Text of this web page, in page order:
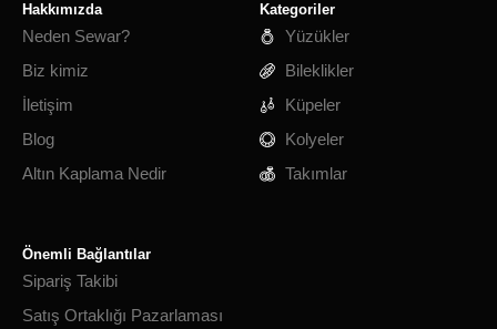
Hakkımızda
Neden Sewar?
Biz kimiz
İletişim
Blog
Altın Kaplama Nedir
Kategoriler
Yüzükler
Bileklikler
Küpeler
Kolyeler
Takımlar
Önemli Bağlantılar
Sipariş Takibi
Satış Ortaklığı Pazarlaması